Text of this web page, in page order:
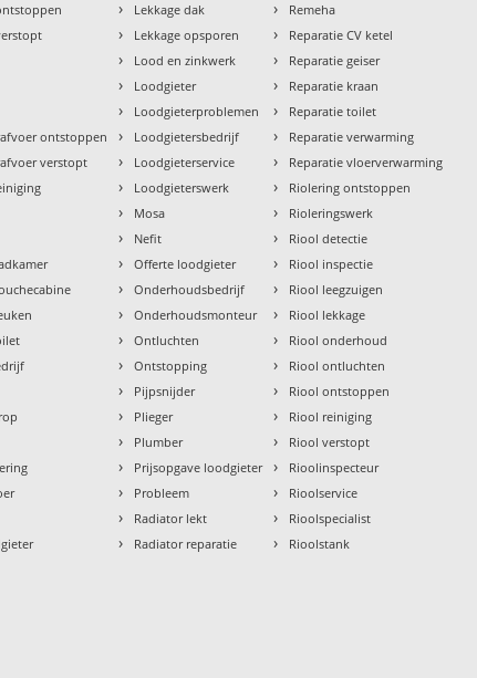
ontstoppen
verstopt
› Lekkage dak
› Lekkage opsporen
› Lood en zinkwerk
› Loodgieter
› Loodgieterproblemen
› Loodgietersbedrijf
› Loodgieterservice
› Loodgieterswerk
› Mosa
› Nefit
› Offerte loodgieter
› Onderhoudsbedrijf
› Onderhoudsmonteur
› Ontluchten
› Ontstopping
› Pijpsnijder
› Plieger
› Plumber
› Prijsopgave loodgieter
› Probleem
› Radiator lekt
› Radiator reparatie
› Remeha
› Reparatie CV ketel
› Reparatie geiser
› Reparatie kraan
› Reparatie toilet
› Reparatie verwarming
› Reparatie vloerverwarming
› Riolering ontstoppen
› Rioleringswerk
› Riool detectie
› Riool inspectie
› Riool leegzuigen
› Riool lekkage
› Riool onderhoud
› Riool ontluchten
› Riool ontstoppen
› Riool reiniging
› Riool verstopt
› Rioolinspecteur
› Rioolservice
› Rioolspecialist
› Rioolstank